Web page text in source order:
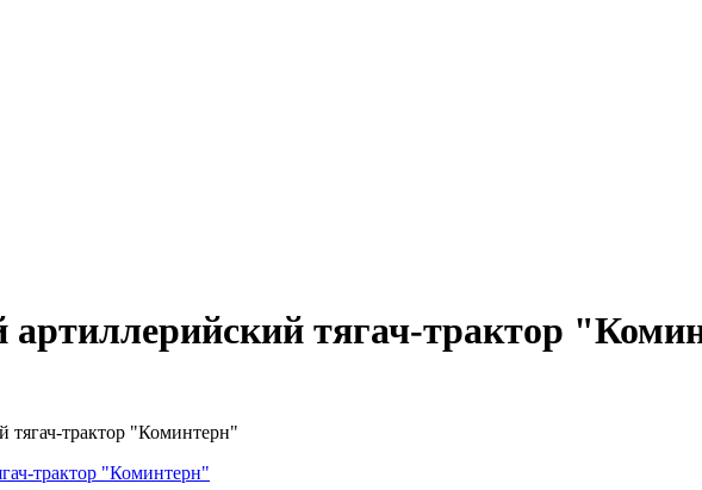
артиллерийский тягач-трактор
тягач-трактор "Коминтерн"